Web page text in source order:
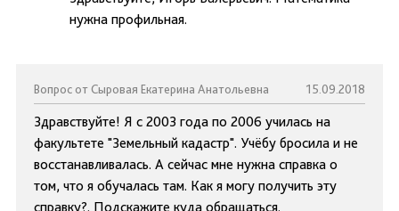
нужна профильная.
Вопрос от Сыровая Екатерина Анатольевна 15.09.2018
Здравствуйте! Я с 2003 года по 2006 училась на
факультете "Земельный кадастр". Учёбу бросила и не
восстанавливалась. А сейчас мне нужна справка о
том, что я обучалась там. Как я могу получить эту
справку?. Подскажите куда обращаться.